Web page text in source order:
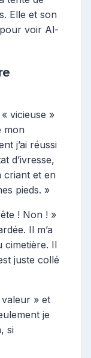
Elle et son
voir Al-
vicieuse »
mon
j’ai réussi
d’ivresse,
criant et en
pieds. »
! Non ! »
Il m’a
cimetière. Il
juste collé
valeur » et
je
si